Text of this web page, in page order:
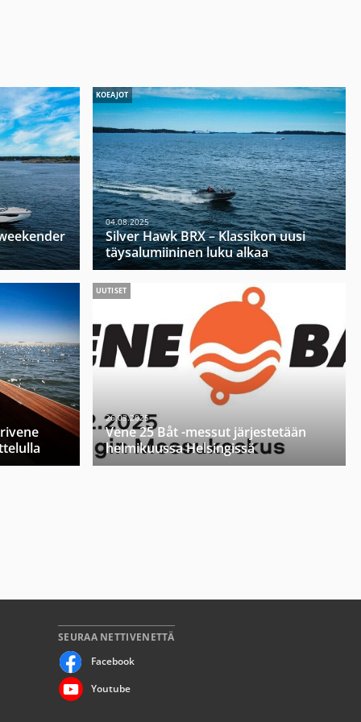
KOEAJOT
04.08.2025
Silver Hawk BRX – Klassikon uusi
täysalumiininen luku alkaa
UUTISET
26.03.2025
Vene 25 Båt -messut järjestetään
helmikuussa Helsingissä
SEURAA NETTIVENETTÄ
Facebook
Youtube